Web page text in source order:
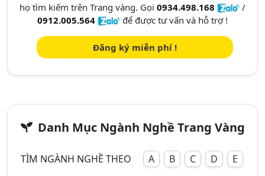
họ tìm kiếm trên Trang vàng. Gọi 0934.498.168
/
0912.005.564
để được tư vấn và hỗ trợ !
Đăng ký miễn phí !
Danh Mục Ngành Nghề Trang Vàng
TÌM NGÀNH NGHỀ THEO A B C D E